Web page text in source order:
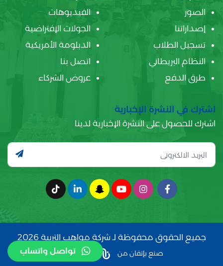
تواصل واتساب
الصور
الفيديوهات
إصداراتنا
الجولات الإفتراضية
تسجيل الطلاب
الدبلومة الأمريكية
النظام البريطاني
اتصل بنا
طرق الدفع
عروض الشركاء
اشترك في النشرة الإخبارية
اشترك للحصول على النشرة الإخبارية لدينا
جميع الحقوق محفوظة لـ شركة مواهب التربية 2026
صنع بإتقان من